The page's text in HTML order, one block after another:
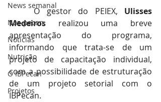
News semanal
Noz-pecan
Notícias
Nutrição
O IBPecan
Projetos
	O gestor do PEIEX,
Ulisses
Medeiros realizou uma breve
apresentação do programa,
informando que trata-se de um
projeto de capacitação individual,
com a possibilidade de estruturação
de um projeto setorial com o
IBPecan.